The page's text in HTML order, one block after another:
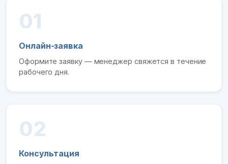
01
Онлайн-заявка
Оформите заявку — менеджер свяжется в течение
рабочего дня.
02
Консультация